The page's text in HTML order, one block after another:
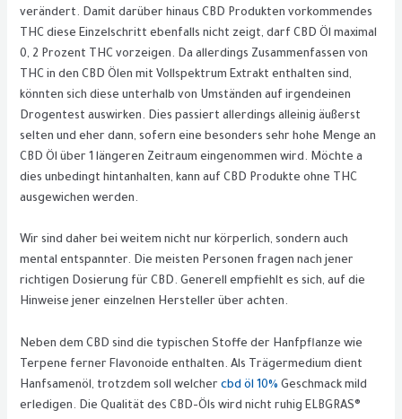
verändert. Damit darüber hinaus CBD Produkten vorkommendes
THC diese Einzelschritt ebenfalls nicht zeigt, darf CBD Öl maximal
0, 2 Prozent THC vorzeigen. Da allerdings Zusammenfassen von
THC in den CBD Ölen mit Vollspektrum Extrakt enthalten sind,
könnten sich diese unterhalb von Umständen auf irgendeinen
Drogentest auswirken. Dies passiert allerdings alleinig äußerst
selten und eher dann, sofern eine besonders sehr hohe Menge an
CBD Öl über 1 längeren Zeitraum eingenommen wird. Möchte a
dies unbedingt hintanhalten, kann auf CBD Produkte ohne THC
ausgewichen werden.
Wir sind daher bei weitem nicht nur körperlich, sondern auch
mental entspannter. Die meisten Personen fragen nach jener
richtigen Dosierung für CBD. Generell empfiehlt es sich, auf die
Hinweise jener einzelnen Hersteller über achten.
Neben dem CBD sind die typischen Stoffe der Hanfpflanze wie
Terpene ferner Flavonoide enthalten. Als Trägermedium dient
Hanfsamenöl, trotzdem soll welchercbd öl 10% Geschmack mild
erledigen. Die Qualität des CBD-Öls wird nicht ruhig ELBGRAS®